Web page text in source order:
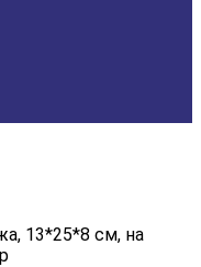
13*25*8 см, на